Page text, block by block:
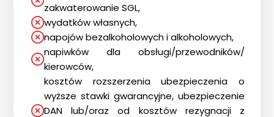
zakwaterowanie SGL,
wydatków własnych,
napojów bezalkoholowych i alkoholowych,
napiwków dla obsługi/przewodników/
kierowców,
kosztów rozszerzenia ubezpieczenia o
wyższe stawki gwarancyjne, ubezpieczenie
DAN lub/oraz od kosztów rezygnacji z